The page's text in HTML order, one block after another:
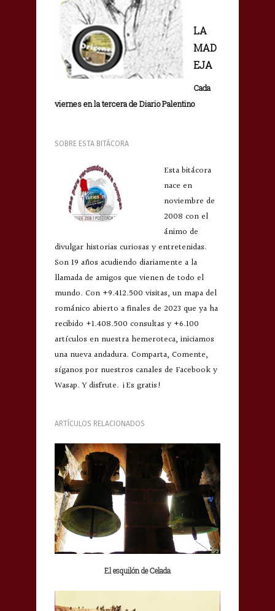
LA
MAD
EJA
Cada
viernes en la tercera de Diario Palentino
SOBRE ESTA BITÁCORA
Esta bitácora
nace en
noviembre de
2008 con el
ánimo de
divulgar historias curiosas y entretenidas.
Son 19 años acudiendo diariamente a la
llamada de amigos que vienen de todo el
mundo. Con +9.412.500 visitas, un mapa del
románico abierto a finales de 2023 que ya ha
recibido +1.408.500 consultas y +6.100
artículos en nuestra hemeroteca, iniciamos
una nueva andadura. Comparta, Comente,
síganos por nuestros canales de Facebook y
Wasap. Y disfrute. ¡Es gratis!
ARTÍCULOS RELACIONADOS
El esquilón de Celada